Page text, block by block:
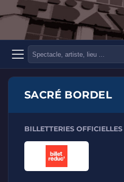
SACRÉ BORDEL
BILLETTERIES OFFICIELLES